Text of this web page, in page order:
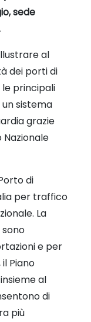
sede
al
dei porti di
le principali
sistema
grazie
di
per traffico
La
e per
Piano
al
di
più